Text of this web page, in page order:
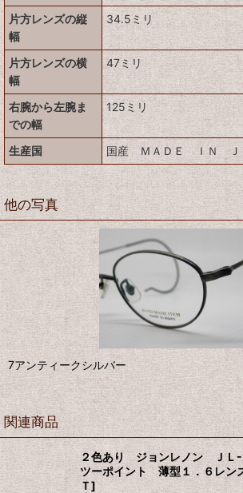
片方レンズの縦
幅
34.5ミリ
片方レンズの横
幅
47ミリ
右腕から左腕ま
での幅
125ミリ
生産国 国産 ＭＡＤＥ ＩＮ Ｊ
他の写真
7アンティークシルバー
関連商品
２色あり ジョンレノン Ｊ
ツーポイント 薄型１．６レン
Ｔ]